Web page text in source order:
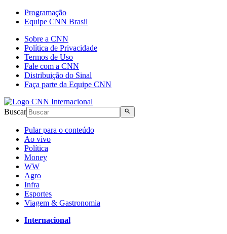
Programação
Equipe CNN Brasil
Sobre a CNN
Política de Privacidade
Termos de Uso
Fale com a CNN
Distribuição do Sinal
Faça parte da Equipe CNN
Buscar
Pular para o conteúdo
Ao vivo
Política
Money
WW
Agro
Infra
Esportes
Viagem & Gastronomia
Internacional